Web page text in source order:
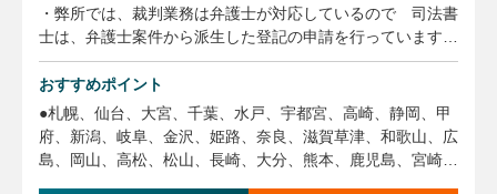
・弊所では、裁判業務は弁護士が対応しているので 司法書
士は、弁護士案件から派生した登記の申請を行っています。
弁護士と共同して、判決による登記、信託の設定登記、離
婚・相続に関する登記、弁護士・税理士の顧問先企業からの
商業登記に関するご相談を数多く対応しております。
・弁護士の起案した、登記訴訟の請求の趣旨、和解条項案、
調停条項案の検討 弁護士の得た判決等に基づく登記申請
おすすめポイント
●札幌、仙台、大宮、千葉、水戸、宇都宮、高崎、静岡、甲
府、新潟、岐阜、金沢、姫路、奈良、滋賀草津、和歌山、広
島、岡山、高松、松山、長崎、大分、熊本、鹿児島、宮崎等